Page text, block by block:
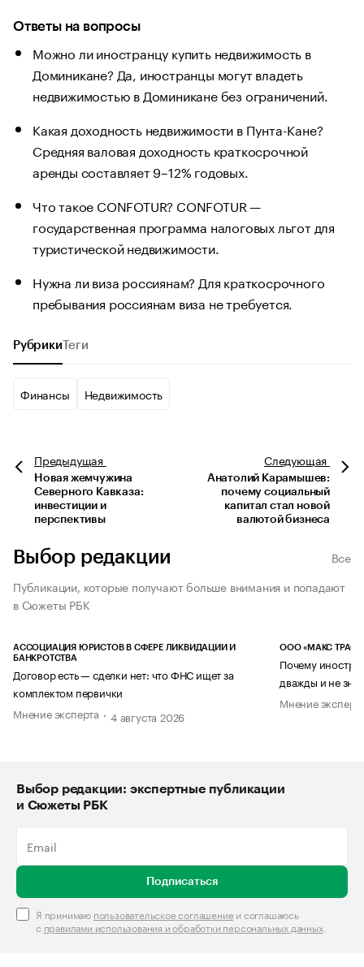
Ответы на вопросы
Можно ли иностранцу купить недвижимость в
Доминикане? Да, иностранцы могут владеть
недвижимостью в Доминикане без ограничений.
Какая доходность недвижимости в Пунта-Кане?
Средняя валовая доходность краткосрочной
аренды составляет 9–12% годовых.
Что такое CONFOTUR? CONFOTUR —
государственная программа налоговых льгот для
туристической недвижимости.
Нужна ли виза россиянам? Для краткосрочного
пребывания россиянам виза не требуется.
Рубрики Теги
Финансы Недвижимость
Предыдущая
Новая жемчужина
Северного Кавказа:
инвестиции и
перспективы
Следующая
Анатолий Карамышев:
почему социальный
капитал стал новой
валютой бизнеса
Выбор редакции
Все
Публикации, которые получают больше внимания и попадают
в Сюжеты РБК
АССОЦИАЦИЯ ЮРИСТОВ В СФЕРЕ ЛИКВИДАЦИИ И
БАНКРОТСТВА
Договор есть — сделки нет: что ФНС ищет за
комплектом первички
Мнение эксперта
4 августа 2026
ООО «МАКС ТРАСТ»
Почему
дважды и не
Мнение
Выбор редакции: экспертные публикации
и Сюжеты РБК
Подписаться
Я принимаю пользовательское соглашениеи соглашаюсь
с правилами использования и обработки персональных данных.